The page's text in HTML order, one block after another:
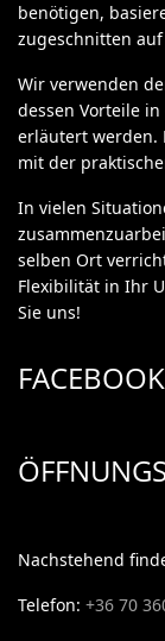
benötigen,
zugeschnitten
Wir verwenden
dessen Vorteile
erläutert werden.
mit der
In vielen
selben Ort
Flexibilität in Ihr
Sie uns!
FACEBOOK
Nachstehend
Telefon: +36 70